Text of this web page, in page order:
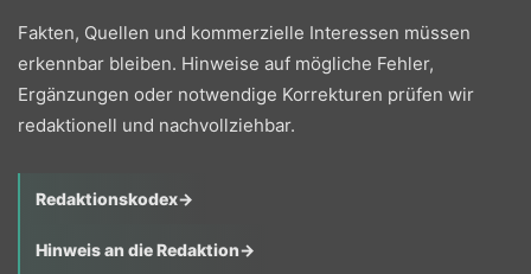
Fakten, Quellen und kommerzielle Interessen müssen
erkennbar bleiben. Hinweise auf mögliche Fehler,
Ergänzungen oder notwendige Korrekturen prüfen wir
redaktionell und nachvollziehbar.
Redaktionskodex→
Hinweis an die Redaktion→